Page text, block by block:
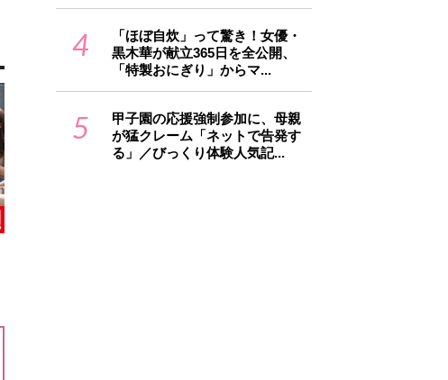
4
「ほぼ自炊」って驚き！女優・
黒木華が献立365日を全公開、
「特製おにぎり」からマ...
5
甲子園の応援強制参加に、母親
が猛クレーム「ネットで告発す
る」／びっくり体験人気記...